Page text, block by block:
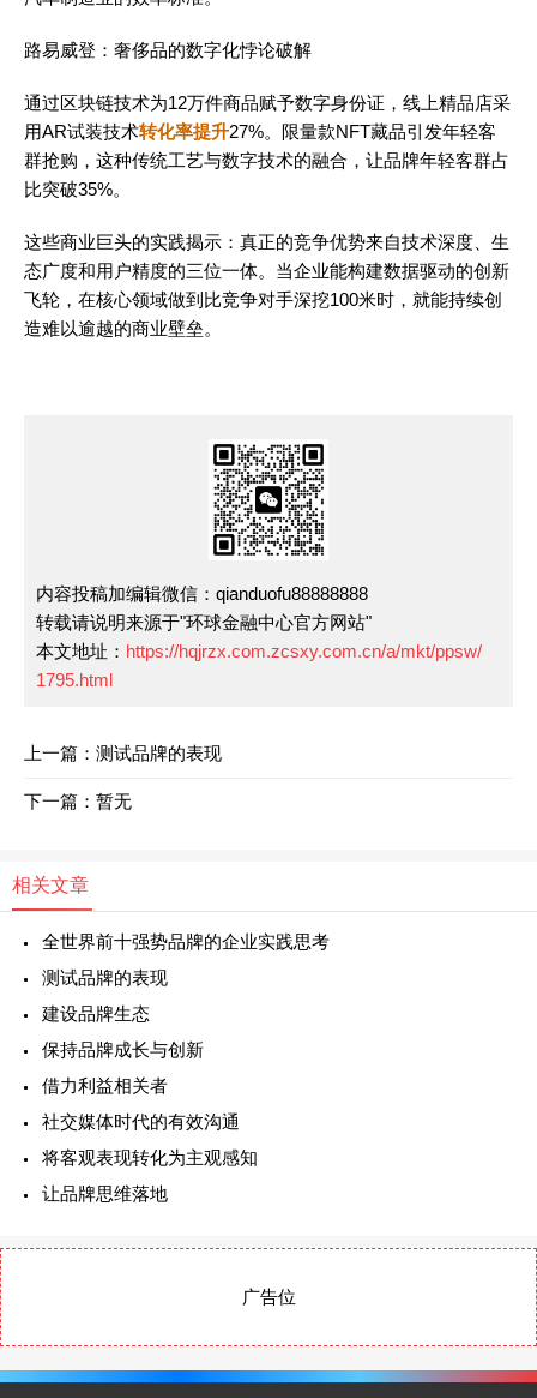
路易威登：奢侈品的数字化悖论破解
通过区块链技术为12万件商品赋予数字身份证，线上精品店采
用AR试装技术转化率提升27%。限量款NFT藏品引发年轻客
群抢购，这种传统工艺与数字技术的融合，让品牌年轻客群占
比突破35%。
这些商业巨头的实践揭示：真正的竞争优势来自技术深度、生
态广度和用户精度的三位一体。当企业能构建数据驱动的创新
飞轮，在核心领域做到比竞争对手深挖100米时，就能持续创
造难以逾越的商业壁垒。
内容投稿加编辑微信：qianduofu88888888
转载请说明来源于"环球金融中心官方网站"
本文地址： https://hqjrzx.com.zcsxy.com.cn/a/mkt/ppsw/
1795.html
上一篇：测试品牌的表现
下一篇：暂无
相关文章
全世界前十强势品牌的企业实践思考
测试品牌的表现
建设品牌生态
保持品牌成长与创新
借力利益相关者
社交媒体时代的有效沟通
将客观表现转化为主观感知
让品牌思维落地
广告位